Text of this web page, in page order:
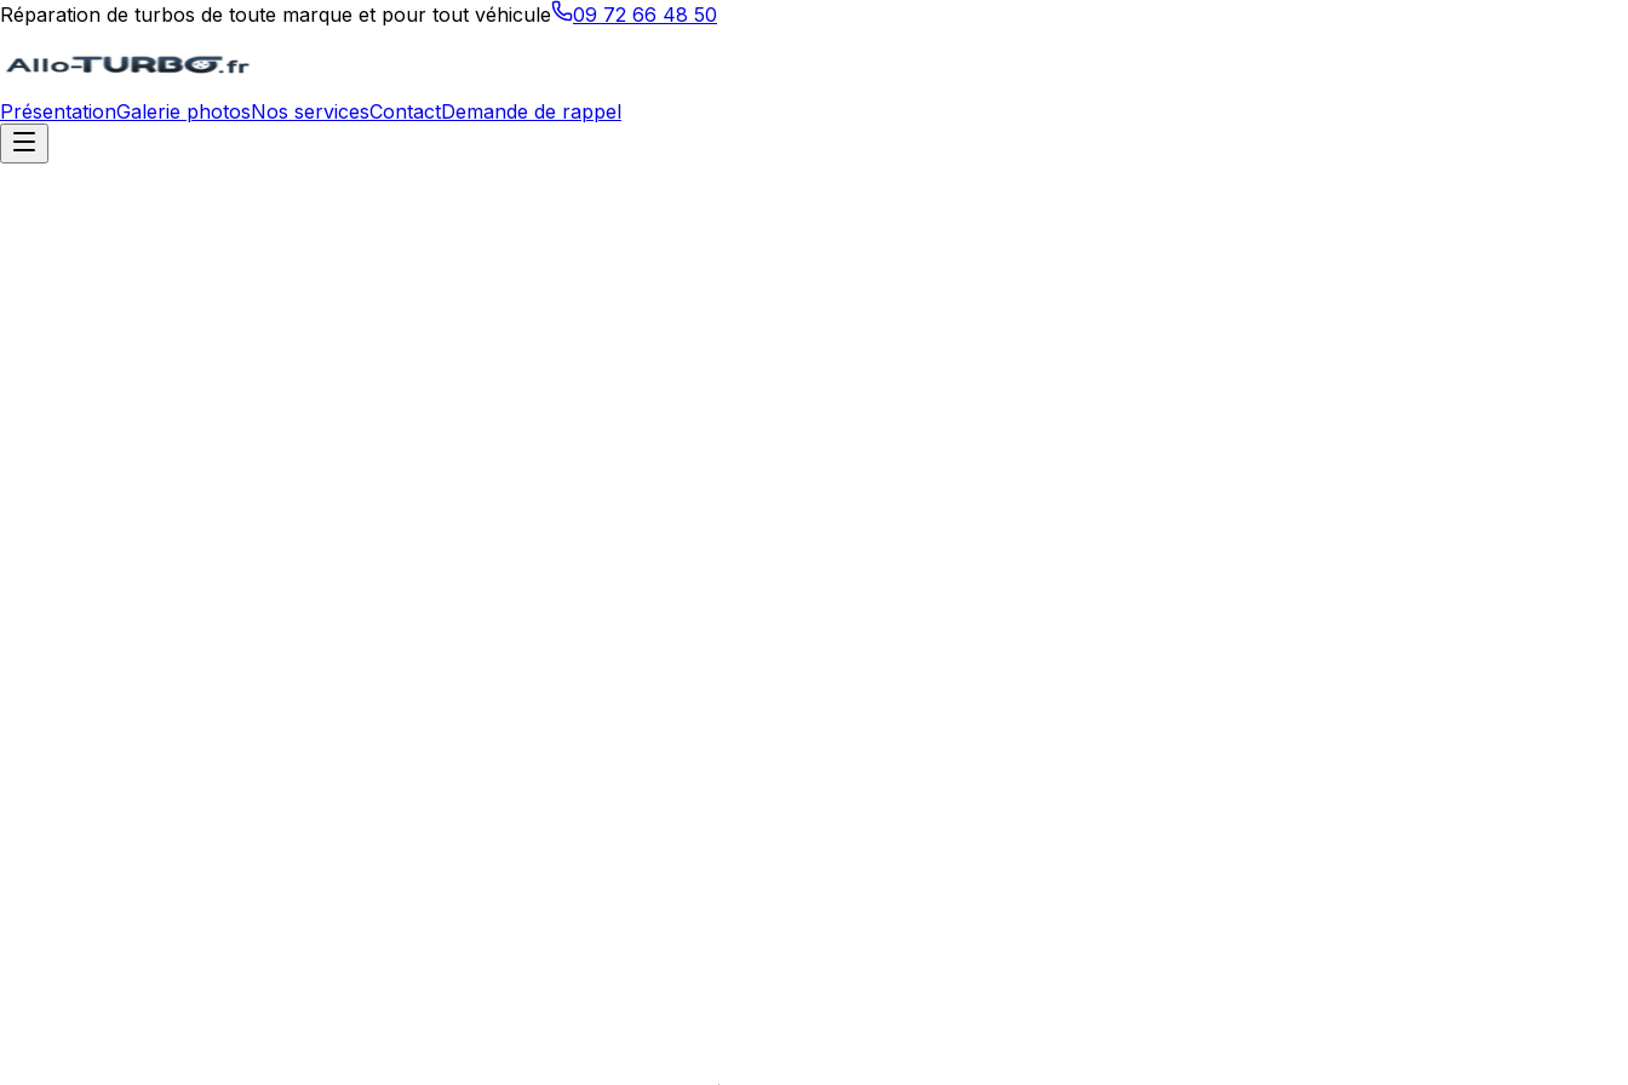
Réparation de turbos de toute marque et pour tout véhicule 09 72 66 48 50
PrésentationGalerie photosNos servicesContactDemande de rappel